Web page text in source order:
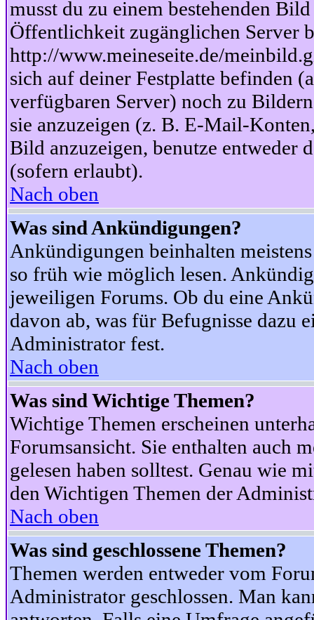
musst du zu einem bestehenden
Öffentlichkeit zugänglichen Server
http://www.meineseite.de/
sich auf deiner Festplatte befinden
verfügbaren Server) noch zu
sie anzuzeigen (z. B. E-Mail-
Bild anzuzeigen, benutze
(sofern erlaubt).
Nach oben
Was sind Ankündigungen?
Ankündigungen beinhalten
so früh wie möglich lesen.
jeweiligen Forums. Ob du eine
davon ab, was für Befugnisse dazu
Administrator fest.
Nach oben
Was sind Wichtige Themen?
Wichtige Themen erscheinen
Forumsansicht. Sie enthalten auch
gelesen haben solltest. Genau wie
den Wichtigen Themen der
Nach oben
Was sind geschlossene Themen?
Themen werden entweder vom
Administrator geschlossen. Man